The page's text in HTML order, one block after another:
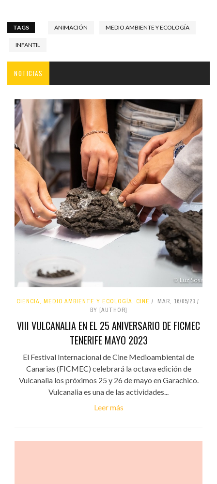
TAGS ANIMACIÓN MEDIO AMBIENTE Y ECOLOGÍA
INFANTIL
NOTICIAS
CIENCIA, MEDIO AMBIENTE Y ECOLOGÍA, CINE
MAR, 16/05/23
BY [AUTHOR]
VIII VULCANALIA EN EL 25 ANIVERSARIO DE FICMEC
TENERIFE MAYO 2023
El Festival Internacional de Cine Medioambiental de
Canarias (FICMEC) celebrará la octava edición de
Vulcanalia los próximos 25 y 26 de mayo en Garachico.
Vulcanalia es una de las actividades...
Leer más